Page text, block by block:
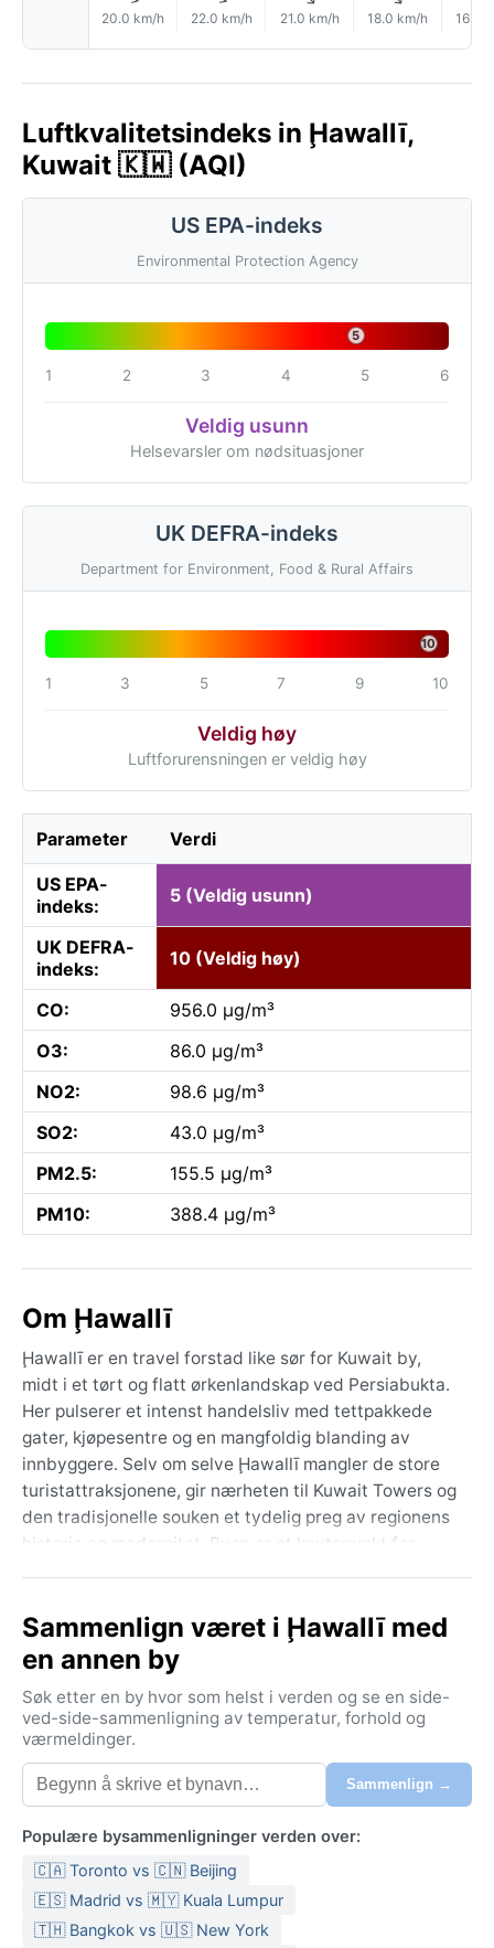
20.0 km/h 22.0 km/h 21.0 km/h 18.0 km/h 16.0
Luftkvalitetsindeks in Ḩawallī,
Kuwait 🇰🇼 (AQI)
US EPA-indeks
Environmental Protection Agency
5
1 2 3 4 5 6
Veldig usunn
Helsevarsler om nødsituasjoner
UK DEFRA-indeks
Department for Environment, Food & Rural Affairs
10
1 3 5 7 9 10
Veldig høy
Luftforurensningen er veldig høy
Parameter Verdi
US EPA-
indeks:
5 (Veldig usunn)
UK DEFRA-
indeks:
10 (Veldig høy)
CO:
956.0 µg/m³
O3:
86.0 µg/m³
NO2:
98.6 µg/m³
SO2:
43.0 µg/m³
PM2.5:
155.5 µg/m³
PM10:
388.4 µg/m³
Om Ḩawallī
Ḩawallī er en travel forstad like sør for Kuwait by,
midt i et tørt og flatt ørkenlandskap ved Persiabukta.
Her pulserer et intenst handelsliv med tettpakkede
gater, kjøpesentre og en mangfoldig blanding av
innbyggere. Selv om selve Ḩawallī mangler de store
turistattraksjonene, gir nærheten til Kuwait Towers og
den tradisjonelle souken et tydelig preg av regionens
historie og modernitet. Byen er et knutepunkt for
Klimaet følger Köppen-klassifiseringen BWh – varmt
ørkenklima. Sommeren er brutal: temperaturer over
45 °C fra mai til september, med skyfri himmel og
svært lav luftfuktighet inne i landet, men høyere langs
kysten. Vinteren byr på mildere vær, 10–20 °C, og den
sparsomme nedbøren (omtrent 100 mm årlig) faller
stort sett mellom november og april. Fuktigheten kan
solbeskyttelse for sommeren; en lett jakke eller
genser duger om vinteren.
Beste reisetid værmessig er fra november til mars,
når dagtemperaturene er behagelige og nettene
Sammenlign været i Ḩawallī med
en annen by
Søk etter en by hvor som helst i verden og se en side-
ved-side-sammenligning av temperatur, forhold og
værmeldinger.
Sammenlign →
Populære bysammenligninger verden over:
🇨🇦 Toronto vs 🇨🇳 Beijing
🇪🇸 Madrid vs 🇲🇾 Kuala Lumpur
🇹🇭 Bangkok vs 🇺🇸 New York